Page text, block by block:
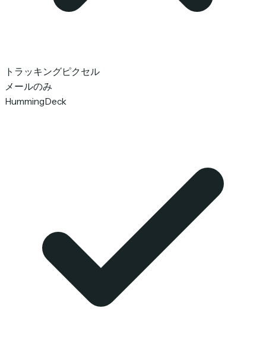
トラッキングピクセル
メールのみ
HummingDeck